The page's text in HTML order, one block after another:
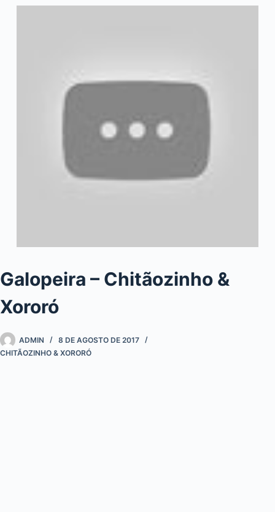
Galopeira – Chitãozinho &
Xororó
ADMIN
8 DE AGOSTO DE 2017
CHITÃOZINHO & XORORÓ